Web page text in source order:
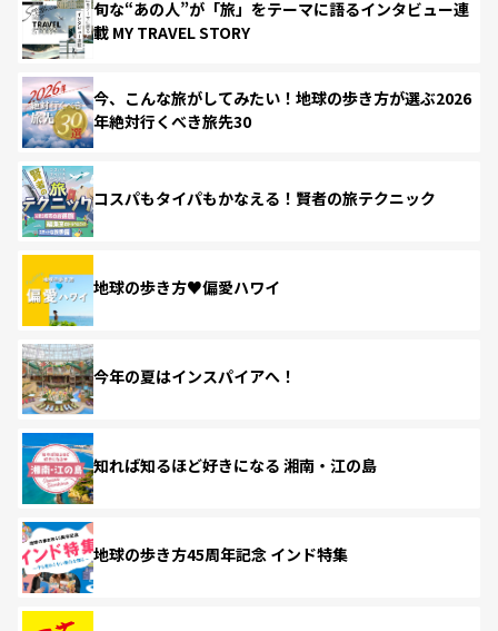
旬な“あの人”が「旅」をテーマに語るインタビュー連
載 MY TRAVEL STORY
今、こんな旅がしてみたい！地球の歩き方が選ぶ2026
年絶対行くべき旅先30
コスパもタイパもかなえる！賢者の旅テクニック
地球の歩き方♥偏愛ハワイ
今年の夏はインスパイアへ！
知れば知るほど好きになる 湘南・江の島
地球の歩き方45周年記念 インド特集